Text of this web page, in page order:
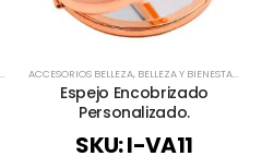
BELLEZA Y SALUD, BIENESTAR Y SALUD,DEPORTES /
ACCESORIOS BELLEZA, BELLEZA Y BIENESTAR
Espejo Encobrizado
Personalizado.
SKU: I-VA11